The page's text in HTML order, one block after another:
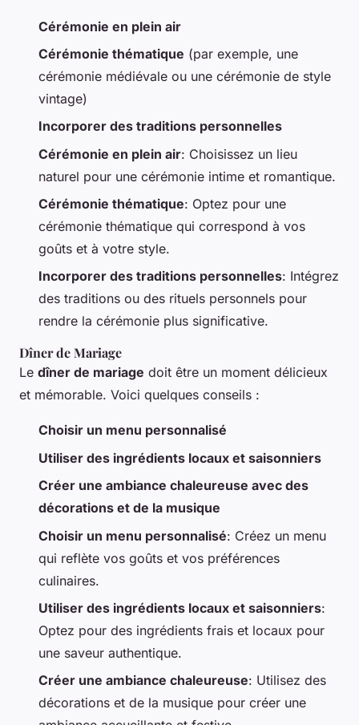
Cérémonie en plein air
Cérémonie thématique (par exemple, une
cérémonie médiévale ou une cérémonie de style
vintage)
Incorporer des traditions personnelles
Cérémonie en plein air: Choisissez un lieu
naturel pour une cérémonie intime et romantique.
Cérémonie thématique: Optez pour une
cérémonie thématique qui correspond à vos
goûts et à votre style.
Incorporer des traditions personnelles: Intégrez
des traditions ou des rituels personnels pour
rendre la cérémonie plus significative.
Dîner de Mariage
Le dîner de mariage doit être un moment délicieux
et mémorable. Voici quelques conseils :
Choisir un menu personnalisé
Utiliser des ingrédients locaux et saisonniers
Créer une ambiance chaleureuse avec des
décorations et de la musique
Choisir un menu personnalisé: Créez un menu
qui reflète vos goûts et vos préférences
culinaires.
Utiliser des ingrédients locaux et saisonniers:
Optez pour des ingrédients frais et locaux pour
une saveur authentique.
Créer une ambiance chaleureuse: Utilisez des
décorations et de la musique pour créer une